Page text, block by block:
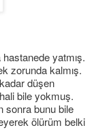
yatmış.
zorunda kalmış.
düşen
bile yokmuş.
sonra bunu bile
ölürüm belki